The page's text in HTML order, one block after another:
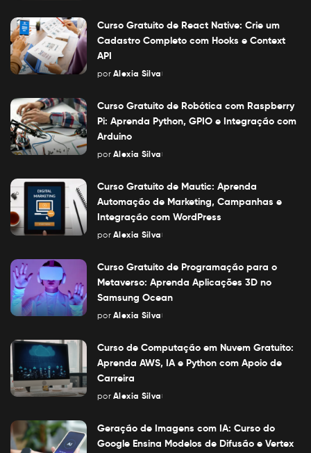
Curso Gratuito de React Native: Crie um
Cadastro Completo com Hooks e Context
API
Posted
por Alexia Silva
Curso Gratuito de Robótica com Raspberry
Pi: Aprenda Python, GPIO e Integração com
Arduino
Posted
por Alexia Silva
Curso Gratuito de Mautic: Aprenda
Automação de Marketing, Campanhas e
Integração com WordPress
Posted
por Alexia Silva
Curso Gratuito de Programação para o
Metaverso: Aprenda Aplicações 3D no
Samsung Ocean
Posted
por Alexia Silva
Curso de Computação em Nuvem Gratuito:
Aprenda AWS, IA e Python com Apoio de
Carreira
Posted
por Alexia Silva
Geração de Imagens com IA: Curso do
Google Ensina Modelos de Difusão e Vertex